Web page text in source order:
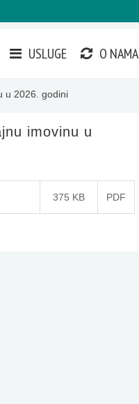
USLUGE O NAMA
u 2026. godini
imovinu u
375 KB PDF